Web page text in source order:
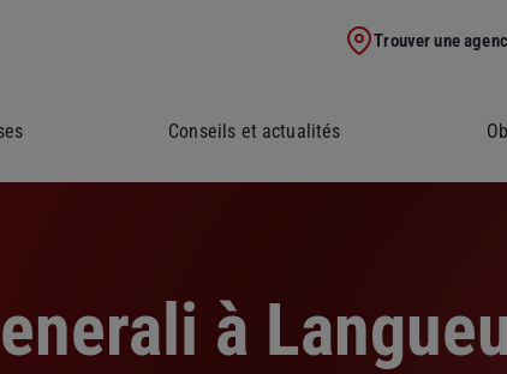
Trouver une
Conseils et actualités
à